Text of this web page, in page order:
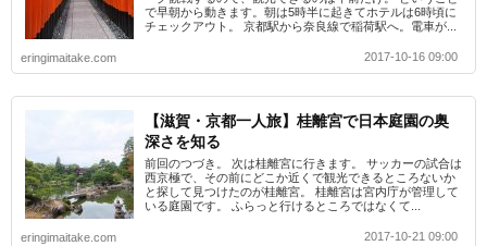
で早朝から動きます。朝は5時半に起きてホテルは6時頃に
チェックアウト。 京都駅から奈良線で稲荷駅へ。電車が...
eringimaitake.com 2017-10-16 09:00
【滋賀・京都一人旅】桂離宮で日本庭園の奥
深さを知る
前回のつづき。 次は桂離宮に行きます。 サッカーの試合は
西京極で、その前にどこか近くで観光できるところないか
と探して見つけたのが桂離宮。 桂離宮は宮内庁が管理して
いる庭園です。 ふらっと行けるところではなくて...
eringimaitake.com 2017-10-21 09:00